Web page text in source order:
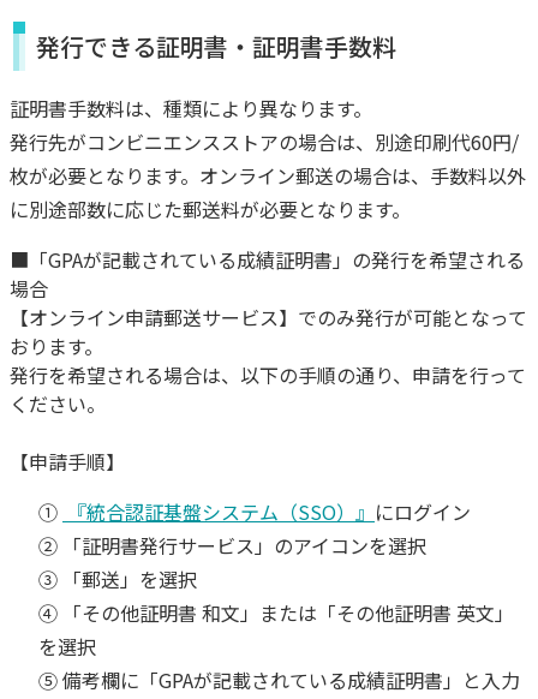
発行できる証明書・証明書手数料
証明書手数料は、種類により異なります。
発行先がコンビニエンスストアの場合は、別途印刷代60円/
枚が必要となります。オンライン郵送の場合は、手数料以外
に別途部数に応じた郵送料が必要となります。
■「GPAが記載されている成績証明書」の発行を希望される
場合
【オンライン申請郵送サービス】でのみ発行が可能となって
おります。
発行を希望される場合は、以下の手順の通り、申請を行って
ください。
【申請手順】
①
『統合認証基盤システム（SSO）』 にログイン
② 「証明書発行サービス」のアイコンを選択
③ 「郵送」を選択
④ 「その他証明書 和文」または「その他証明書 英文」
を選択
⑤ 備考欄に「GPAが記載されている成績証明書」と入力